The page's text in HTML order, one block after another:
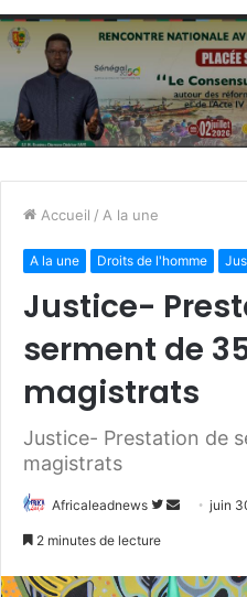
Accueil / A la une
A la une Droits de l'homme
Justice-
serment de
magistrats
Justice- Prestation de
magistrats
Africaleadnews
S
v o
juin
2 minutes de lecture